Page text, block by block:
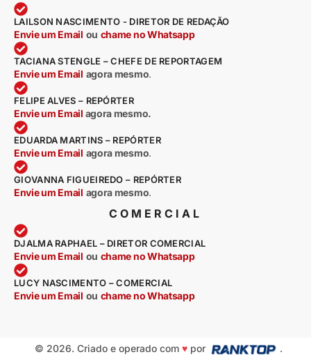
LAILSON NASCIMENTO - DIRETOR DE REDAÇÃO
Envie um Email ou chame no Whatsapp
TACIANA STENGLE – CHEFE DE REPORTAGEM
Envie um Email agora mesmo.
FELIPE ALVES – REPÓRTER
Envie um Email agora mesmo.
EDUARDA MARTINS – REPÓRTER
Envie um Email agora mesmo.
GIOVANNA FIGUEIREDO – REPÓRTER
Envie um Email agora mesmo.
COMERCIAL
DJALMA RAPHAEL – DIRETOR COMERCIAL
Envie um Email ou chame no Whatsapp
LUCY NASCIMENTO – COMERCIAL
Envie um Email ou chame no Whatsapp
© 2026. Criado e operado com ♥por .